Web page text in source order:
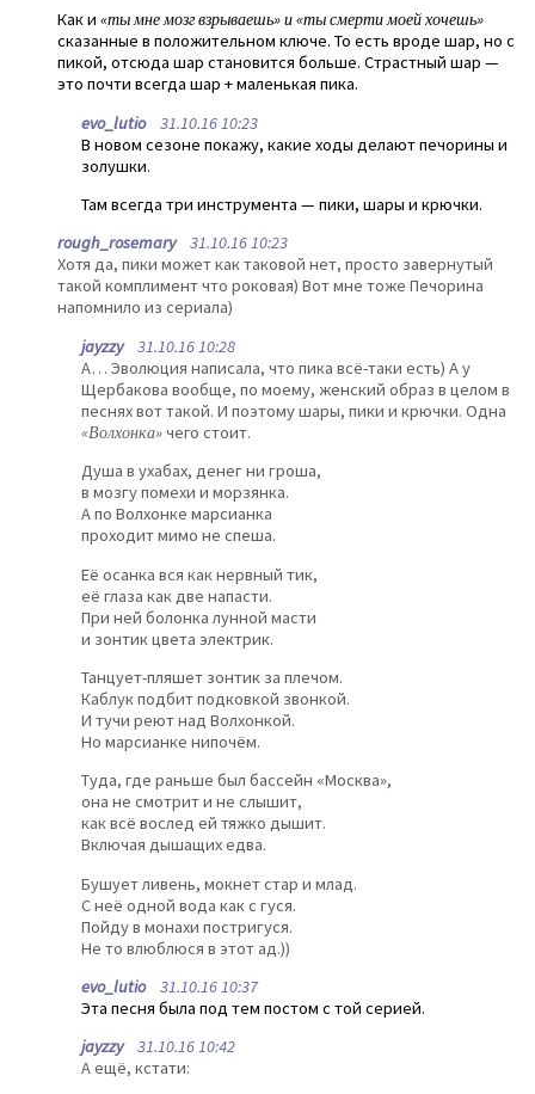
Как и «ты мне мозг взрываешь» и «ты смерти моей хочешь»
сказанные в положительном ключе. То есть вроде шар, но с
пикой, отсюда шар становится больше. Страстный шар —
это почти всегда шар + маленькая пика.
evo_lutio31.10.16 10:23
В новом сезоне покажу, какие ходы делают печорины и
золушки.
Там всегда три инструмента — пики, шары и крючки.
rough_rosemary31.10.16 10:23
Хотя да, пики может как таковой нет, просто завернутый
такой комплимент что роковая) Вот мне тоже Печорина
напомнило из сериала)
jayzzy31.10.16 10:28
А… Эволюция написала, что пика всё-таки есть) А у
Щербакова вообще, по моему, женский образ в целом в
песнях вот такой. И поэтому шары, пики и крючки. Одна
«Волхонка»чего стоит.
Душа в ухабах, денег ни гроша,
в мозгу помехи и морзянка.
А по Волхонке марсианка
проходит мимо не спеша.
Её осанка вся как нервный тик,
её глаза как две напасти.
При ней болонка лунной масти
и зонтик цвета электрик.
Танцует-пляшет зонтик за плечом.
Каблук подбит подковкой звонкой.
И тучи реют над Волхонкой.
Но марсианке нипочём.
Туда, где раньше был бассейн «Москва»,
она не смотрит и не слышит,
как всё вослед ей тяжко дышит.
Включая дышащих едва.
Бушует ливень, мокнет стар и млад.
С неё одной вода как с гуся.
Пойду в монахи постригуся.
Не то влюблюся в этот ад.))
evo_lutio31.10.16 10:37
Эта песня была под тем постом с той серией.
jayzzy31.10.16 10:42
А ещё, кстати: